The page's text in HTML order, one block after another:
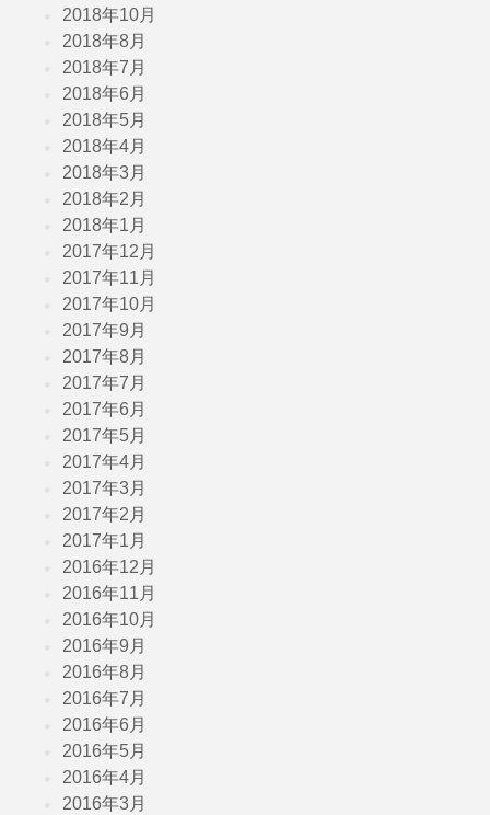
2018年10月
2018年8月
2018年7月
2018年6月
2018年5月
2018年4月
2018年3月
2018年2月
2018年1月
2017年12月
2017年11月
2017年10月
2017年9月
2017年8月
2017年7月
2017年6月
2017年5月
2017年4月
2017年3月
2017年2月
2017年1月
2016年12月
2016年11月
2016年10月
2016年9月
2016年8月
2016年7月
2016年6月
2016年5月
2016年4月
2016年3月